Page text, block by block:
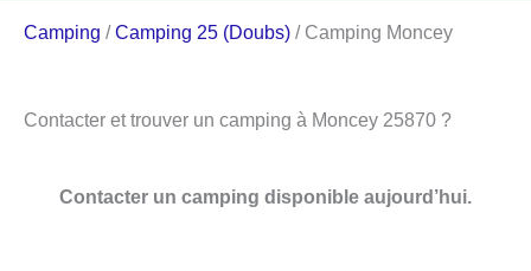
principal
Camping /Camping 25 (Doubs) / Camping Moncey
Contacter et trouver un camping à Moncey 25870 ?
Contacter un camping disponible aujourd’hui.